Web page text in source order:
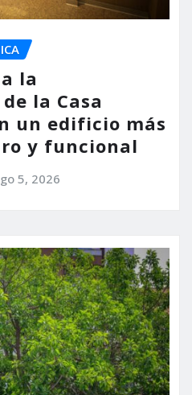
la
la Casa
un edificio más
y funcional
5, 2026